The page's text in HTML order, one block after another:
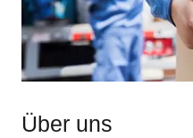
Über uns